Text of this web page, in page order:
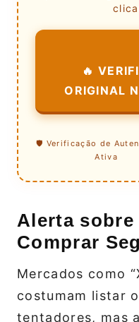
🔥
ORIGINAL
🛡️ Verificação de
Ativa
Alerta sobre
Comprar
Mercados como
costumam listar
tentadores, mas